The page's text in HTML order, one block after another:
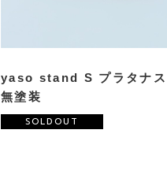
yaso stand S プラタナス
無塗装
SOLDOUT